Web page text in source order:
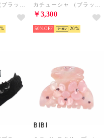
￥3,300
50% 20
BIBI